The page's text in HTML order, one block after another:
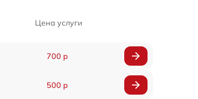
Цена услуги
700 р
500 р